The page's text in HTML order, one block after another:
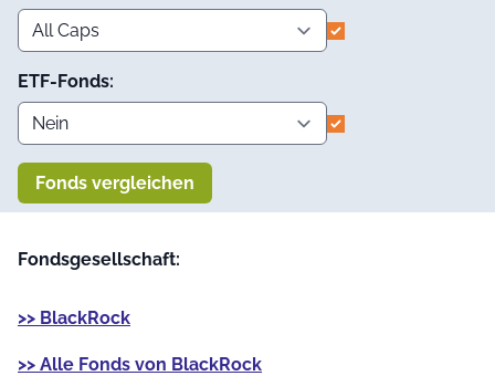
ETF-Fonds:
Fonds vergleichen
Fondsgesellschaft:
>> BlackRock
>> Alle Fonds von BlackRock